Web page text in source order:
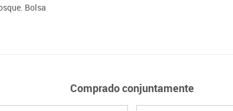
Bolsa
Comprado conjuntamente